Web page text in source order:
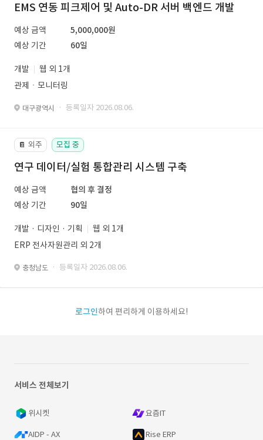
EMS 연동 피크제어 및 Auto-DR 서버 백엔드 개발
예상 금액
5,000,000원
예상 기간
60일
개발
웹 외 1개
관제ㆍ모니터링
대구광역시 · 등록일자 2026.08.06.
📔 외주 모집 중
연구 데이터/실험 통합관리 시스템 구축
예상 금액
협의 후 결정
예상 기간
90일
개발 · 디자인 · 기획
웹 외 1개
ERP 전사자원관리 외 2개
충청남도 · 등록일자 2026.08.06.
로그인하여 편리하게 이용하세요!
서비스 전체보기
위시켓 요즘IT
AIDP - AX Rise ERP